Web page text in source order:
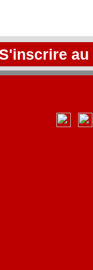
au